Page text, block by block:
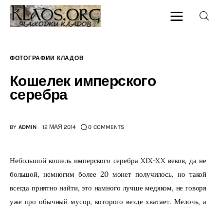
О блоге
ФОТОГРАФИИ КЛАДОВ
Кошелек имперского
серебра
BY ADMIN 12 МАЯ 2014 0 COMMENTS
Небольшой кошель имперского серебра XIX-XX веков, да не
большой, немногим более 20 монет получилось, но такой
всегда приятно найти, это намного лучше медяком, не говоря
уже про обычный мусор, которого везде хватает. Мелочь, а